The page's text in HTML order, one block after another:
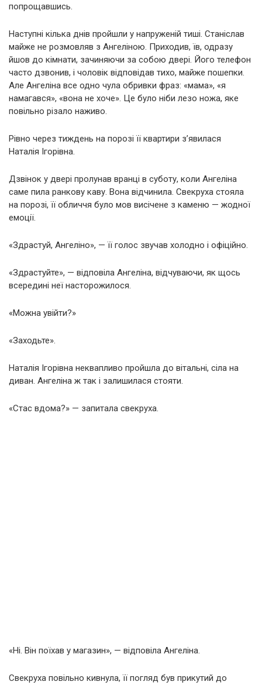
попрощавшись.
Наступні кілька днів пройшли у напруженій тиші. Станіслав
майже не розмовляв з Ангеліною. Приходив, їв, одразу
йшов до кімнати, зачиняючи за собою двері. Його телефон
часто дзвонив, і чоловік відповідав тихо, майже пошепки.
Але Ангеліна все одно чула обривки фраз: «мама», «я
намагався», «вона не хоче». Це було ніби лезо ножа, яке
повільно різало наживо.
Рівно через тиждень на порозі її квартири з’явилася
Наталія Ігорівна.
Дзвінок у двері пролунав вранці в суботу, коли Ангеліна
саме пила ранкову каву. Вона відчинила. Свекруха стояла
на порозі, її обличчя було мов висічене з каменю — жодної
емоції.
«Здрастуй, Ангеліно», — її голос звучав холодно і офіційно.
«Здрастуйте», — відповіла Ангеліна, відчуваючи, як щось
всередині неї насторожилося.
«Можна увійти?»
«Заходьте».
Наталія Ігорівна неквапливо пройшла до вітальні, сіла на
диван. Ангеліна ж так і залишилася стояти.
«Стас вдома?» — запитала свекруха.
«Ні. Він поїхав у магазин», — відповіла Ангеліна.
Свекруха повільно кивнула, її погляд був прикутий до